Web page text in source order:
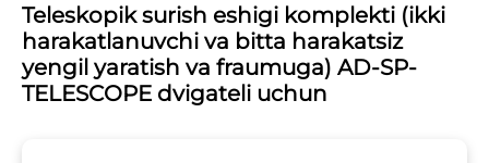
Teleskopik surish eshigi komplekti (ikki
harakatlanuvchi va bitta harakatsiz
yengil yaratish va fraumuga) AD-SP-
TELESCOPE dvigateli uchun